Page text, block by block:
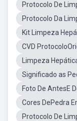
Protocolo De
Protocolo Da
Kit Limpeza
CVD
Limpeza
Significado as
Foto De AntesE
Cores DePedra
Protocolo De